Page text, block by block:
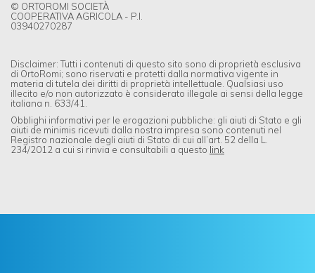
© ORTOROMI SOCIETÀ
COOPERATIVA AGRICOLA - P.I.
03940270287
Disclaimer: Tutti i contenuti di questo sito sono di proprietà esclusiva
di OrtoRomi; sono riservati e protetti dalla normativa vigente in
materia di tutela dei diritti di proprietà intellettuale. Qualsiasi uso
illecito e/o non autorizzato è considerato illegale ai sensi della legge
italiana n. 633/41.
Obblighi informativi per le erogazioni pubbliche: gli aiuti di Stato e gli
aiuti de minimis ricevuti dalla nostra impresa sono contenuti nel
Registro nazionale degli aiuti di Stato di cui all’art. 52 della L.
234/2012 a cui si rinvia e consultabili a questo link